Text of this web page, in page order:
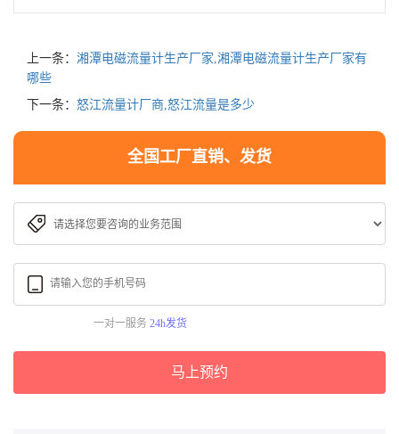
上一条： 湘潭电磁流量计生产厂家,湘潭电磁流量计生产厂家有
哪些
下一条： 怒江流量计厂商,怒江流量是多少
全国工厂直销、发货
一对一服务 24h发货
马上预约